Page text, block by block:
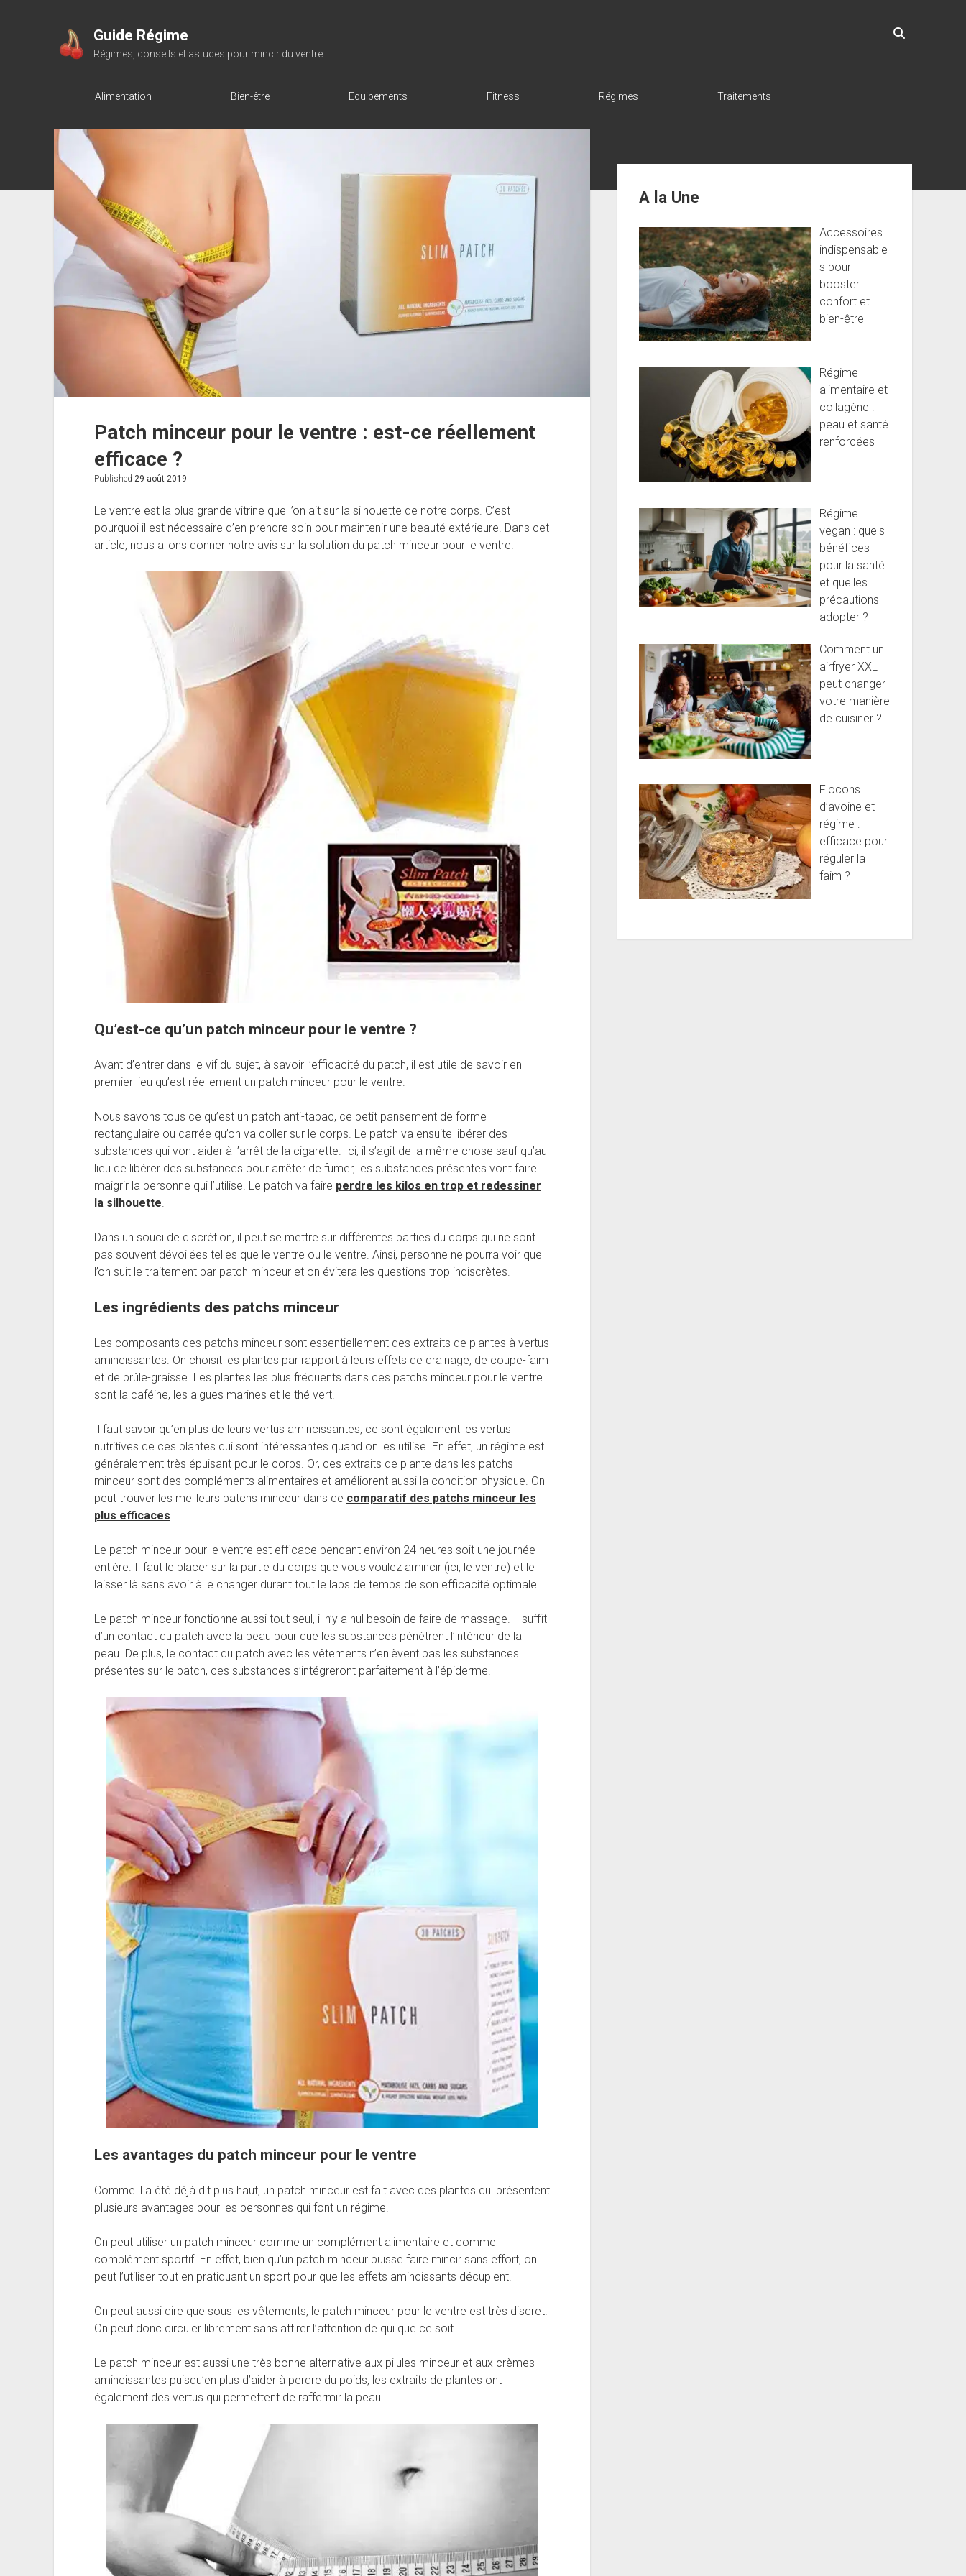
Guide Régime
Régimes, conseils et astuces pour mincir du ventre
Alimentation Bien-être Equipements Fitness Régimes Traitements
Patch minceur pour le ventre : est-ce réellement
efficace ?
Published 29 août 2019
Le ventre est la plus grande vitrine que l’on ait sur la silhouette de notre corps. C’est
pourquoi il est nécessaire d’en prendre soin pour maintenir une beauté extérieure. Dans cet
article, nous allons donner notre avis sur la solution du patch minceur pour le ventre.
Qu’est-ce qu’un patch minceur pour le ventre ?
Avant d’entrer dans le vif du sujet, à savoir l’efficacité du patch, il est utile de savoir en
premier lieu qu’est réellement un patch minceur pour le ventre.
Nous savons tous ce qu’est un patch anti-tabac, ce petit pansement de forme
rectangulaire ou carrée qu’on va coller sur le corps. Le patch va ensuite libérer des
substances qui vont aider à l’arrêt de la cigarette. Ici, il s’agit de la même chose sauf qu’au
lieu de libérer des substances pour arrêter de fumer, les substances présentes vont faire
maigrir la personne qui l’utilise. Le patch va faire perdre les kilos en trop et redessiner
la silhouette.
Dans un souci de discrétion, il peut se mettre sur différentes parties du corps qui ne sont
pas souvent dévoilées telles que le ventre ou le ventre. Ainsi, personne ne pourra voir que
l’on suit le traitement par patch minceur et on évitera les questions trop indiscrètes.
Les ingrédients des patchs minceur
Les composants des patchs minceur sont essentiellement des extraits de plantes à vertus
amincissantes. On choisit les plantes par rapport à leurs effets de drainage, de coupe-faim
et de brûle-graisse. Les plantes les plus fréquents dans ces patchs minceur pour le ventre
sont la caféine, les algues marines et le thé vert.
Il faut savoir qu’en plus de leurs vertus amincissantes, ce sont également les vertus
nutritives de ces plantes qui sont intéressantes quand on les utilise. En effet, un régime est
généralement très épuisant pour le corps. Or, ces extraits de plante dans les patchs
minceur sont des compléments alimentaires et améliorent aussi la condition physique. On
peut trouver les meilleurs patchs minceur dans ce comparatif des patchs minceur les
plus efficaces.
Le patch minceur pour le ventre est efficace pendant environ 24 heures soit une journée
entière. Il faut le placer sur la partie du corps que vous voulez amincir (ici, le ventre) et le
laisser là sans avoir à le changer durant tout le laps de temps de son efficacité optimale.
Le patch minceur fonctionne aussi tout seul, il n’y a nul besoin de faire de massage. Il suffit
d’un contact du patch avec la peau pour que les substances pénètrent l’intérieur de la
peau. De plus, le contact du patch avec les vêtements n’enlèvent pas les substances
présentes sur le patch, ces substances s’intégreront parfaitement à l’épiderme.
Les avantages du patch minceur pour le ventre
Comme il a été déjà dit plus haut, un patch minceur est fait avec des plantes qui présentent
plusieurs avantages pour les personnes qui font un régime.
On peut utiliser un patch minceur comme un complément alimentaire et comme
complément sportif. En effet, bien qu’un patch minceur puisse faire mincir sans effort, on
peut l’utiliser tout en pratiquant un sport pour que les effets amincissants décuplent.
On peut aussi dire que sous les vêtements, le patch minceur pour le ventre est très discret.
On peut donc circuler librement sans attirer l’attention de qui que ce soit.
Le patch minceur est aussi une très bonne alternative aux pilules minceur et aux crèmes
amincissantes puisqu’en plus d’aider à perdre du poids, les extraits de plantes ont
également des vertus qui permettent de raffermir la peau.
A la Une
Accessoires
indispensable
s pour
booster
confort et
bien-être
Régime
alimentaire et
collagène :
peau et santé
renforcées
Régime
vegan : quels
bénéfices
pour la santé
et quelles
précautions
adopter ?
Comment un
airfryer XXL
peut changer
votre manière
de cuisiner ?
Flocons
d’avoine et
régime :
efficace pour
réguler la
faim ?